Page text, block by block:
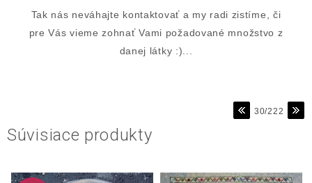
Tak nás neváhajte kontaktovať a my radi zistíme, či
pre Vás vieme zohnať Vami požadované množstvo z
danej látky :)...
30/222
Súvisiace produkty